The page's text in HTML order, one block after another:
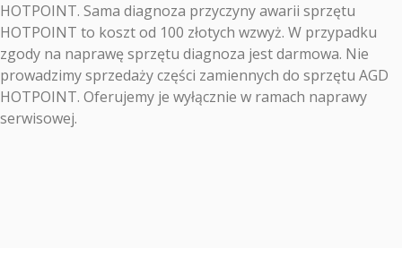
HOTPOINT. Sama diagnoza przyczyny awarii sprzętu
HOTPOINT to koszt od 100 złotych wzwyż. W przypadku
zgody na naprawę sprzętu diagnoza jest darmowa. Nie
prowadzimy sprzedaży części zamiennych do sprzętu AGD
HOTPOINT. Oferujemy je wyłącznie w ramach naprawy
serwisowej.